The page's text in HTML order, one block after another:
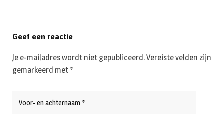
Geef een reactie
Je e-mailadres wordt niet gepubliceerd.Vereiste velden zijn
gemarkeerd met *